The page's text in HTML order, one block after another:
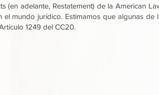
(en adelante, Restatement) de la American
mundo jurídico. Estimamos que algunas de
1249 del CC20.